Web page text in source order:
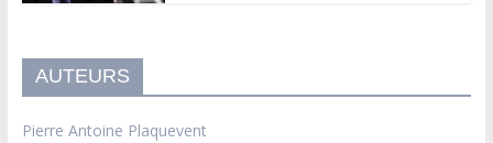
AUTEURS
Pierre Antoine Plaquevent